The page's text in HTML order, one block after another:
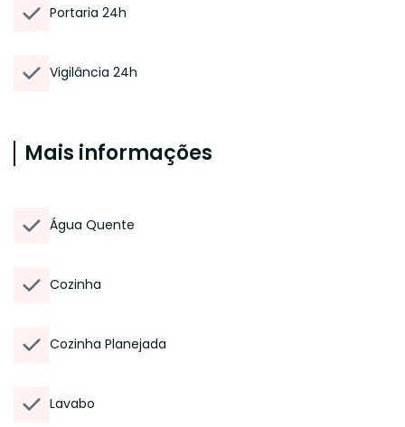
Portaria 24h
Vigilância 24h
Mais informações
Água Quente
Cozinha
Cozinha Planejada
Lavabo